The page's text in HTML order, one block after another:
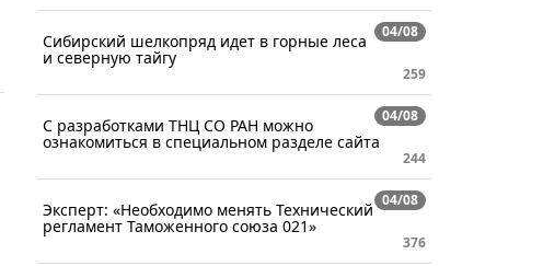
04/08
Сибирский шелкопряд идет в горные леса
и северную тайгу
259
04/08
С разработками ТНЦ СО РАН можно
ознакомиться в специальном разделе сайта
244
04/08
Эксперт: «Необходимо менять Технический
регламент Таможенного союза 021»
376